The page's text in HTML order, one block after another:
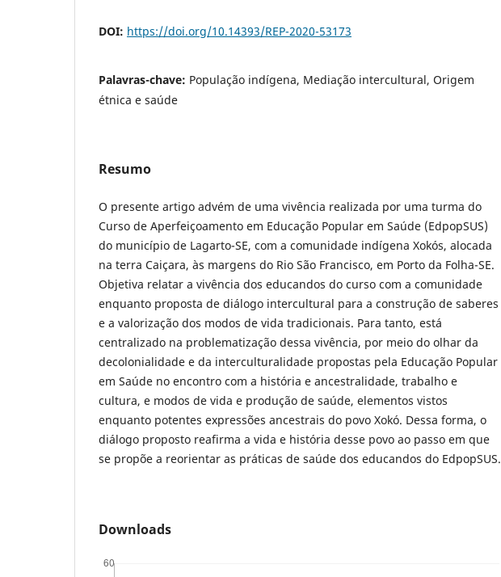
DOI: https://doi.org/10.14393/REP-2020-53173
Palavras-chave: População indígena, Mediação intercultural, Origem
étnica e saúde
Resumo
O presente artigo advém de uma vivência realizada por uma turma do
Curso de Aperfeiçoamento em Educação Popular em Saúde (EdpopSUS)
do município de Lagarto-SE, com a comunidade indígena Xokós, alocada
na terra Caiçara, às margens do Rio São Francisco, em Porto da Folha-SE.
Objetiva relatar a vivência dos educandos do curso com a comunidade
enquanto proposta de diálogo intercultural para a construção de saberes
e a valorização dos modos de vida tradicionais. Para tanto, está
centralizado na problematização dessa vivência, por meio do olhar da
decolonialidade e da interculturalidade propostas pela Educação Popular
em Saúde no encontro com a história e ancestralidade, trabalho e
cultura, e modos de vida e produção de saúde, elementos vistos
enquanto potentes expressões ancestrais do povo Xokó. Dessa forma, o
diálogo proposto reafirma a vida e história desse povo ao passo em que
se propõe a reorientar as práticas de saúde dos educandos do EdpopSUS.
Downloads